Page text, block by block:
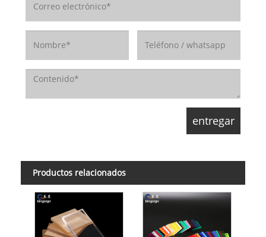
Productos relacionados